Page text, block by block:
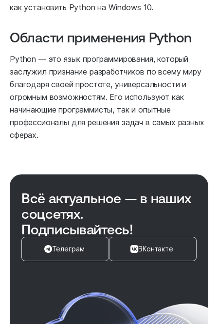
как установить Python на Windows 10.
Области применения Python
Python — это язык программирования, который
заслужил признание разработчиков по всему миру
благодаря своей простоте, универсальности и
огромным возможностям. Его используют как
начинающие программисты, так и опытные
профессионалы для решения задач в самых разных
сферах.
Всё актуальное — в наших
соцсетях.
Подписывайтесь!
Телеграм ВКонтакте